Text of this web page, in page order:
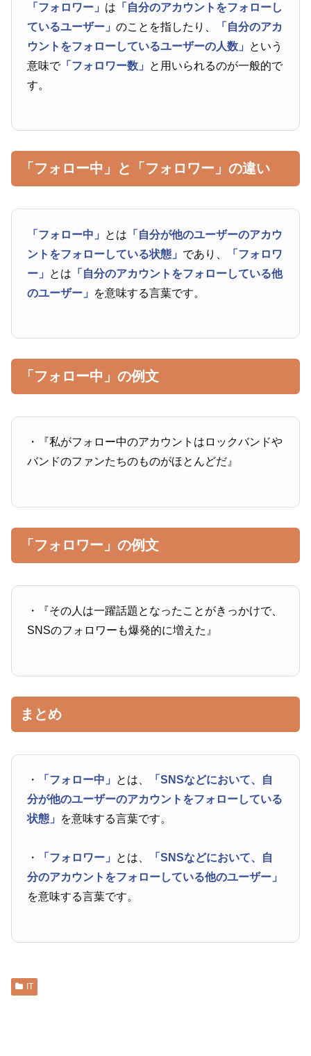
「フォロワー」 は 「自分のアカウントをフォローし
ているユーザー」のことを指したり、
「自分のアカ
ウントをフォローしているユーザーの人数」 という
意味で「フォロワー数」 と用いられるのが一般的で
す。
「フォロー中」と「フォロワー」の違い
「フォロー中」 とは 「自分が他のユーザーのアカウ
ントをフォローしている状態」 であり、
「フォロワ
ー」 とは 「自分のアカウントをフォローしている他
のユーザー」 を意味する言葉です。
「フォロー中」の例文
・『私がフォロー中のアカウントはロックバンドや
バンドのファンたちのものがほとんどだ』
「フォロワー」の例文
・『その人は一躍話題となったことがきっかけで、
SNSのフォロワーも爆発的に増えた』
まとめ
・ 「フォロー中」 とは、
「SNSなどにおいて、自
分が他のユーザーのアカウントをフォローしている
状態」 を意味する言葉です。
・ 「フォロワー」 とは、
「SNSなどにおいて、自
分のアカウントをフォローしている他のユーザー」
を意味する言葉です。
IT